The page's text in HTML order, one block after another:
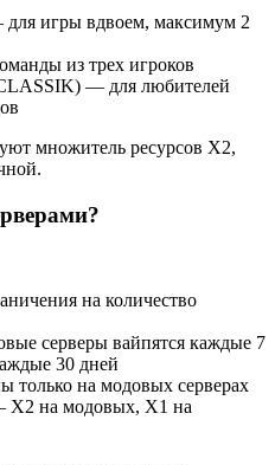
игры вдвоем, максимум 2
из трех игроков
— для любителей
множитель ресурсов X2,
на количество
серверы вайпятся каждые 7
30 дней
только на модовых серверах
на модовых, X1 на